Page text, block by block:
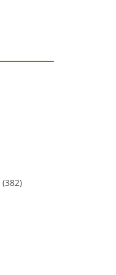
(382)